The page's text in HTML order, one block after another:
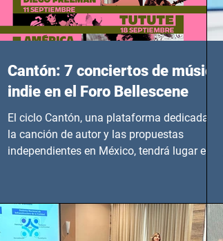
Cantón: 7 conciertos de música
indie en el Foro Bellescene
El ciclo Cantón, una plataforma dedicada a
la canción de autor y las propuestas
independientes en México, tendrá lugar en el
del 14 de agosto al 25 de septiembre, a las
20:00 horas.